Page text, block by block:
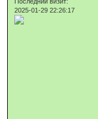
2025-01-29 22:26:17